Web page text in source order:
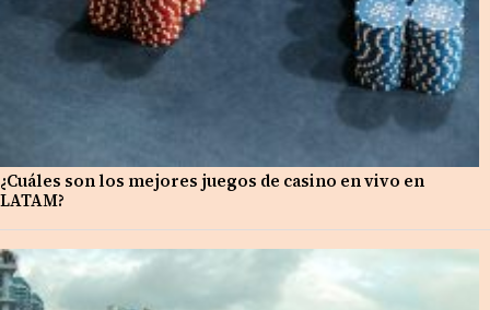
¿Cuáles son los mejores juegos de casino en vivo en
LATAM?